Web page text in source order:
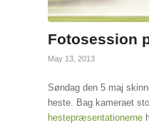
Fotosession
May 13, 2013
Søndag den 5 maj
heste. Bag kameraet
hestepræsentationerne